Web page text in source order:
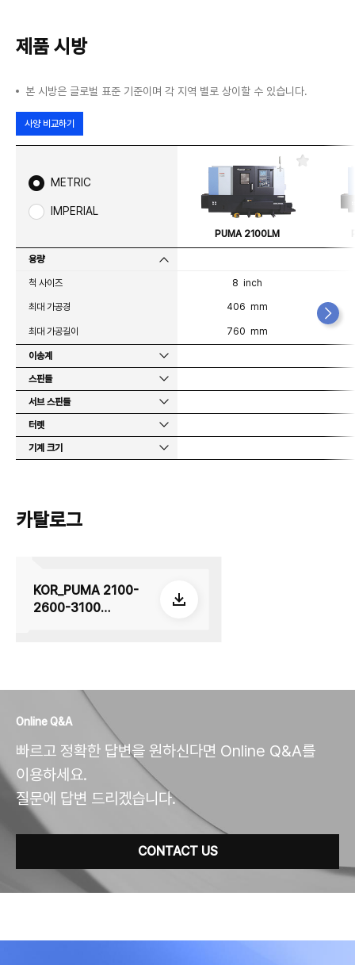
제품 시방
본 시방은 글로벌 표준 기준이며 각 지역 별로 상이할 수 있습니다.
사양 비교하기
METRIC
IMPERIAL
용량
척 사이즈
최대 가공경
최대 가공길이
이송계
스핀들
서브 스핀들
터렛
기계 크기
PUMA 2100LM
8 inch
406 mm
760 mm
카탈로그
KOR_PUMA 2100-
2600-3100
Online Q&A
빠르고 정확한 답변을 원하신다면 Online Q&A를
이용하세요.
질문에 답변 드리겠습니다.
CONTACT US